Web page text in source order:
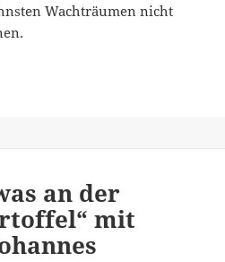
Wachträumen nicht
an der
mit